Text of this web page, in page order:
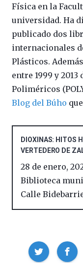
Física en la
universidad. Ha
publicado dos
internacionales
Plásticos.
entre 1999 y
Poliméricos
Blog del Búho
DIOXINAS: HITOS
VERTEDERO DE
28 de enero,
Biblioteca
Calle
Compartir